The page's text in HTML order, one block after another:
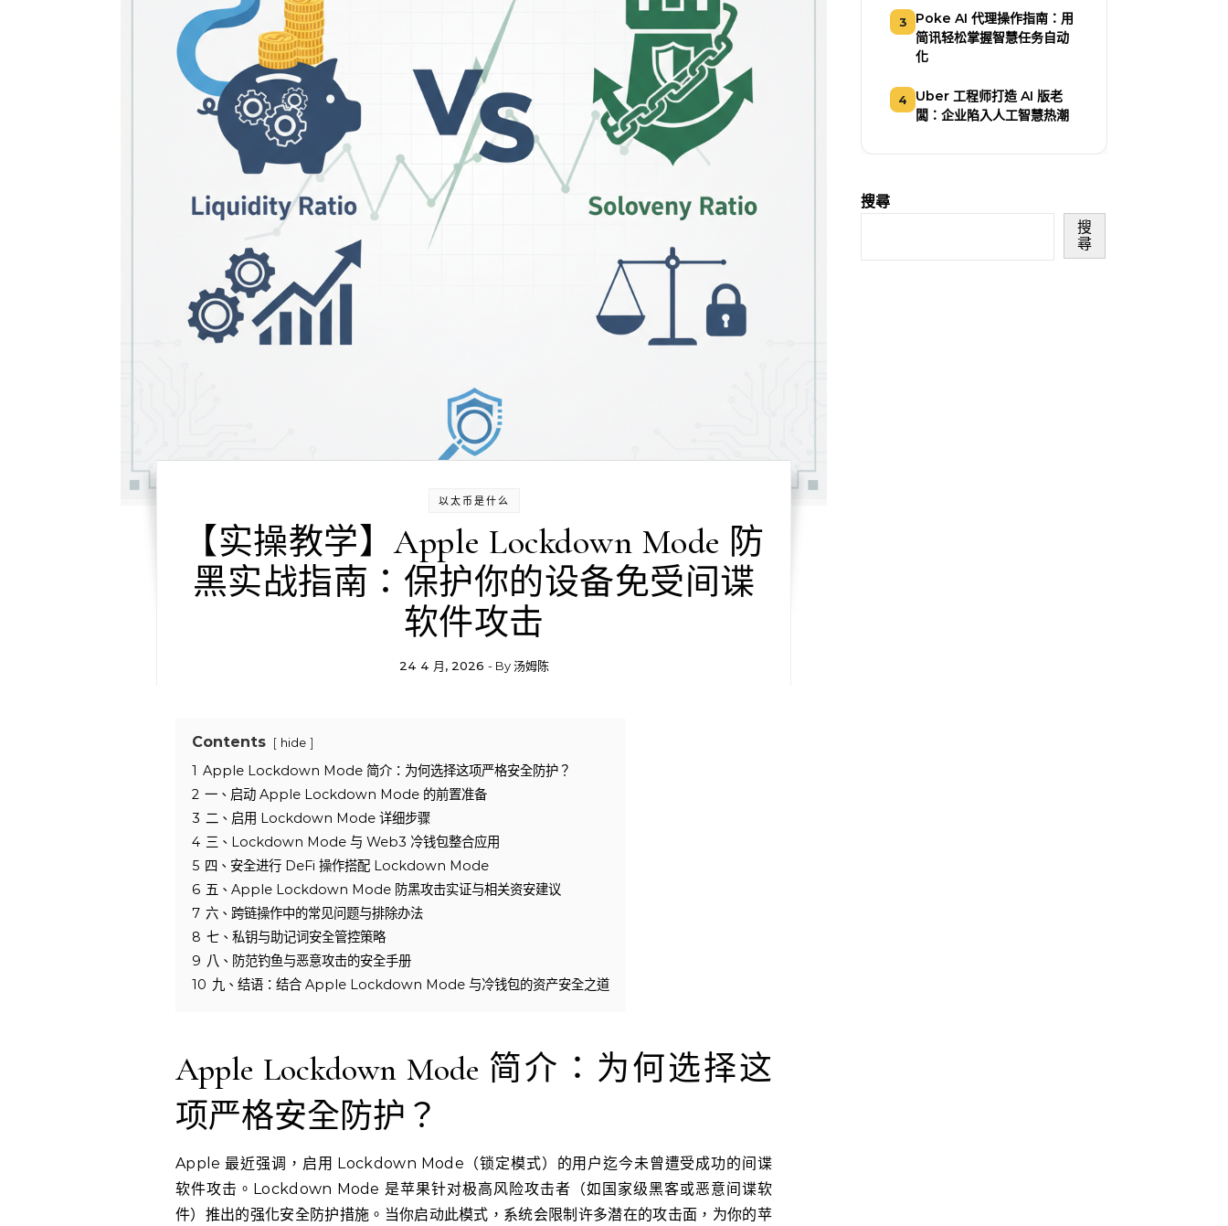
以太币是什么
【实操教学】Apple Lockdown Mode 防
黑实战指南：保护你的设备免受间谍
软件攻击
24 4 月, 2026 - By汤姆陈
Contents hide
1 Apple Lockdown Mode 简介：为何选择这项严格安全防护？
2 一、启动 Apple Lockdown Mode 的前置准备
3 二、启用 Lockdown Mode 详细步骤
4 三、Lockdown Mode 与 Web3 冷钱包整合应用
5 四、安全进行 DeFi 操作搭配 Lockdown Mode
6 五、Apple Lockdown Mode 防黑攻击实证与相关资安建议
7 六、跨链操作中的常见问题与排除办法
8 七、私钥与助记词安全管控策略
9 八、防范钓鱼与恶意攻击的安全手册
10 九、结语：结合 Apple Lockdown Mode 与冷钱包的资产安全之道
Apple Lockdown Mode 简介：为何选择这
项严格安全防护？
Apple 最近强调，启用 Lockdown Mode（锁定模式）的用户迄今未曾遭受成功的间谍
软件攻击。Lockdown Mode 是苹果针对极高风险攻击者（如国家级黑客或恶意间谍软
件）推出的强化安全防护措施。当你启动此模式，系统会限制许多潜在的攻击面，为你的苹
3
Poke AI 代理操作指南：用
简讯轻松掌握智慧任务自动
化
4
Uber 工程师打造 AI 版老
闆：企业陷入人工智慧热潮
搜尋
搜
尋